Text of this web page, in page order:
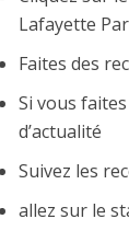
Lafayette
Faites des
Si vous
d’actualité
Suivez les
allez sur le